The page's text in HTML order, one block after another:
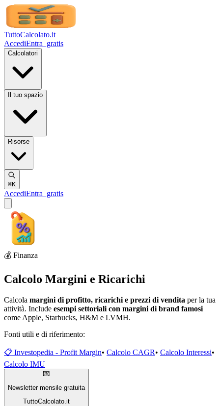
TuttoCalcolato.it
AccediEntra gratis
Calcolatori
Il tuo spazio
Risorse
⌘K
AccediEntra gratis
💰 Finanza
Calcolo Margini e Ricarichi
Calcola margini di profitto, ricarichi e prezzi di vendita per la tua
attività. Include esempi settoriali con margini di brand famosi
come Apple, Starbucks, H&M e LVMH.
Fonti utili e di riferimento:
📋 Investopedia - Profit Margin• Calcolo CAGR• Calcolo Interessi•
Calcolo IMU
💌
Newsletter mensile gratuita
TuttoCalcolato.it